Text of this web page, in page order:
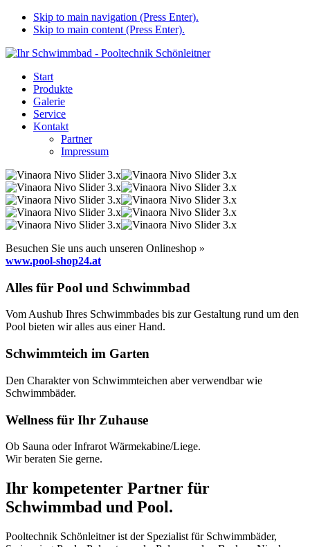
Skip to main navigation (Press Enter).
Skip to main content (Press Enter).
Start
Produkte
Galerie
Service
Kontakt
Partner
Impressum
Besuchen Sie uns auch unseren Onlineshop »
www.pool-shop24.at
Alles für Pool und Schwimmbad
Vom Aushub Ihres Schwimmbades bis zur Gestaltung rund um den
Pool bieten wir alles aus einer Hand.
Schwimmteich im Garten
Den Charakter von Schwimmteichen aber verwendbar wie
Schwimmbäder.
Wellness für Ihr Zuhause
Ob Sauna oder Infrarot Wärmekabine/Liege.
Wir beraten Sie gerne.
Ihr kompetenter Partner für
Schwimmbad und Pool.
Pooltechnik Schönleitner ist der Spezialist für Schwimmbäder,